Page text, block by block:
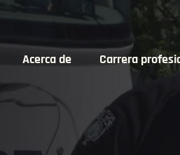
Acerca de Carrera